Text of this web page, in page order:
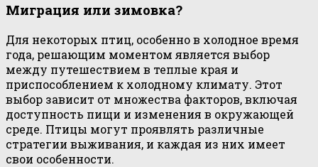
Миграция или зимовка?
Для некоторых птиц, особенно в холодное время
года, решающим моментом является выбор
между путешествием в теплые края и
приспособлением к холодному климату. Этот
выбор зависит от множества факторов, включая
доступность пищи и изменения в окружающей
среде. Птицы могут проявлять различные
стратегии выживания, и каждая из них имеет
свои особенности.